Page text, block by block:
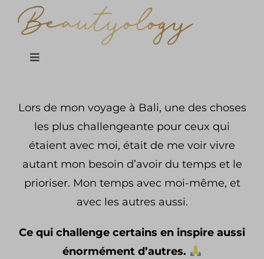
Passer
Toggle
MES ACCOMPAGNEMENTS
Boutique
Lors de mon voyage à Bali, une des choses
les plus challengeante pour ceux qui
étaient avec moi, était de me voir vivre
autant mon besoin d’avoir du temps et le
prioriser. Mon temps avec moi-même, et
avec les autres aussi.
Ce qui challenge certains en inspire aussi
énormément d’autres.